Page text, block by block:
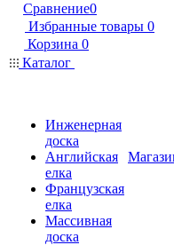
Сравнение0
Избранные товары 0
Корзина 0
Каталог
Инженерная
доска
Английская
елка
Французская
елка
Массивная
доска